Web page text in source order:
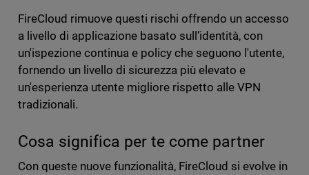
FireCloud rimuove questi rischi offrendo un accesso
a livello di applicazione basato sull’identità, con
un'ispezione continua e policy che seguono l'utente,
fornendo un livello di sicurezza più elevato e
un'esperienza utente migliore rispetto alle VPN
tradizionali.
Cosa significa per te come partner
Con queste nuove funzionalità, FireCloud si evolve in